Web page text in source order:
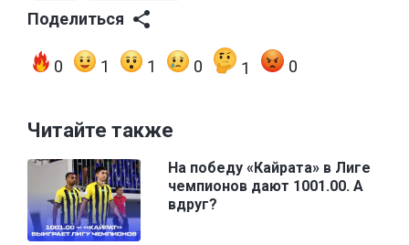
Поделиться
0 1 1 0 1 0
Читайте также
На победу «Кайрата» в Лиге
чемпионов дают 1001.00. А
вдруг?